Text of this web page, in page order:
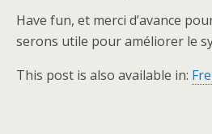
Have fun, et merci d’avance
serons utile pour améliorer le
This post is also available in: